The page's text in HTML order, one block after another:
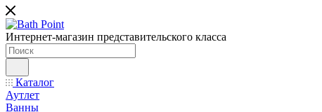
Интернет-магазин представительского класса
Каталог
Аутлет
Ванны